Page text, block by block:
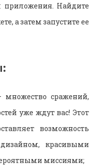
приложения. Найдите
а затем запустите ее
множество сражений,
уже ждут вас! Этот
возможность
красивыми
миссиями;